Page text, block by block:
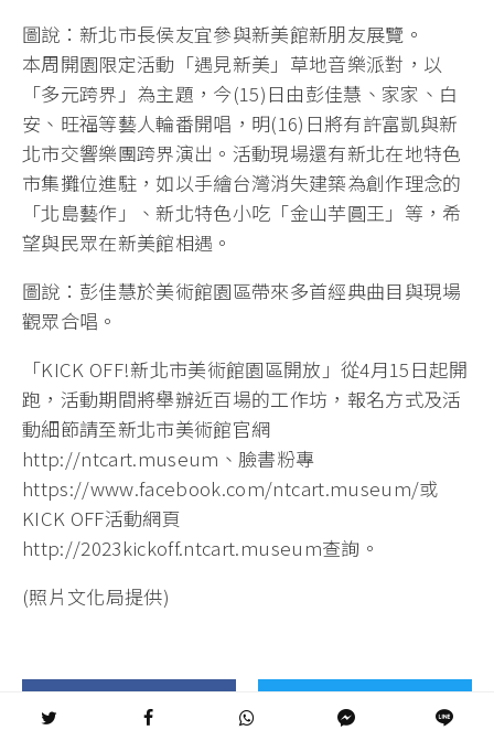
圖說：新北市長侯友宜參與新美館新朋友展覽。
本周開園限定活動「遇見新美」草地音樂派對，以
「多元跨界」為主題，今(15)日由彭佳慧、家家、白
安、旺福等藝人輪番開唱，明(16)日將有許富凱與新
北市交響樂團跨界演出。活動現場還有新北在地特色
市集攤位進駐，如以手繪台灣消失建築為創作理念的
「北島藝作」、新北特色小吃「金山芋圓王」等，希
望與民眾在新美館相遇。
圖說：彭佳慧於美術館園區帶來多首經典曲目與現場
觀眾合唱。
「KICK OFF!新北市美術館園區開放」從4月15日起開
跑，活動期間將舉辦近百場的工作坊，報名方式及活
動細節請至新北市美術館官網
http://ntcart.museum、臉書粉專
https://www.facebook.com/ntcart.museum/或
KICK OFF活動網頁
http://2023kickoff.ntcart.museum查詢。
(照片文化局提供)